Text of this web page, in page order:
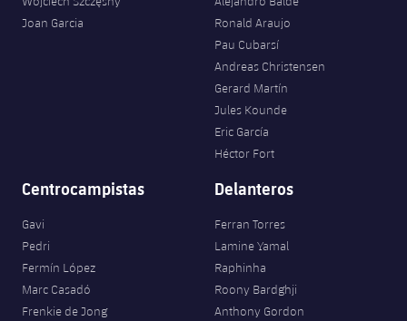
Joan Garcia
Ronald Araujo
Pau Cubarsí
Andreas Christensen
Gerard Martín
Jules Kounde
Eric García
Héctor Fort
Centrocampistas
Gavi
Pedri
Fermín López
Marc Casadó
Frenkie de Jong
Delanteros
Ferran Torres
Lamine Yamal
Raphinha
Roony Bardghji
Anthony Gordon